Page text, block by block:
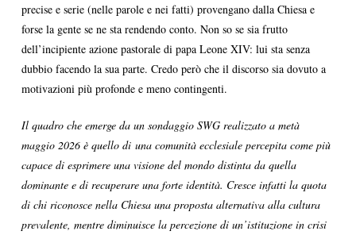
precise e serie (nelle parole e nei fatti) provengano dalla Chiesa e
forse la gente se ne sta rendendo conto. Non so se sia frutto
dell’incipiente azione pastorale di papa Leone XIV: lui sta senza
dubbio facendo la sua parte. Credo però che il discorso sia dovuto a
motivazioni più profonde e meno contingenti.
Il quadro che emerge da un sondaggio SWG realizzato a metà
maggio 2026 è quello di una comunità ecclesiale percepita come più
capace di esprimere una visione del mondo distinta da quella
dominante e di recuperare una forte identità. Cresce infatti la quota
di chi riconosce nella Chiesa una proposta alternativa alla cultura
prevalente, mentre diminuisce la percezione di un’istituzione in crisi